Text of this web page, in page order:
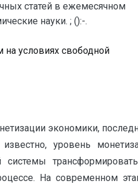
статей в ежемесячном
науки. ; ():-.
на условиях свободной
экономики,
уровень
системы
На современном